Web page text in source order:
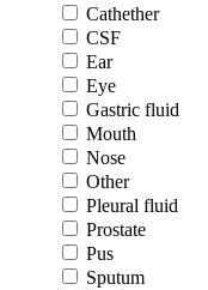
Cathether
CSF
Ear
Eye
Gastric fluid
Mouth
Nose
Other
Pleural fluid
Prostate
Pus
Sputum